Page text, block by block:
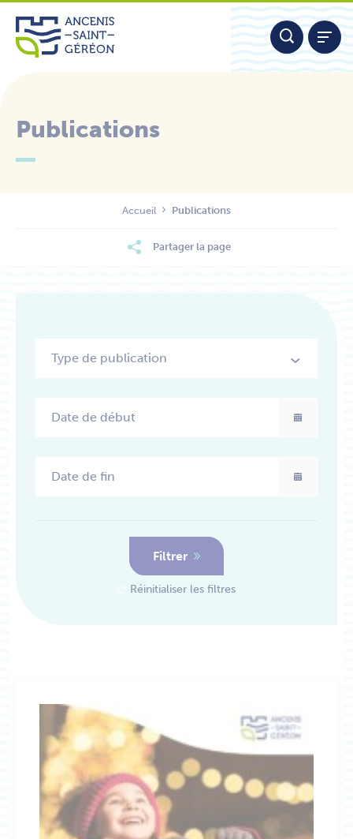
Aller
contenu
Publications
Accueil Publications
Partager la page
Type de publication
Filtrer
Réinitialiser les filtres
Panneau de gestion des cookies